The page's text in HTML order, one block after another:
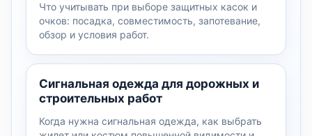
Что учитывать при выборе защитных касок и
очков: посадка, совместимость, запотевание,
обзор и условия работ.
Сигнальная одежда для дорожных и
строительных работ
Когда нужна сигнальная одежда, как выбрать